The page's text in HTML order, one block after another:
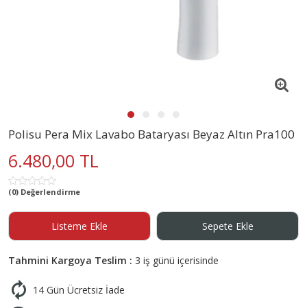
Polisu Pera Mix Lavabo Bataryası Beyaz Altın Pra100
6.480,00 TL
(0) Değerlendirme
Listeme Ekle Sepete Ekle
Tahmini Kargoya Teslim : 3 iş günü içerisinde
14 Gün Ücretsiz İade